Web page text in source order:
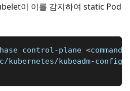
이 이를 감지하여 static Pod
control-plane <command
kubernetes/kubeadm-